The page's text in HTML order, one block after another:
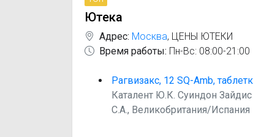
Ютека
Адрес: Москва, ЦЕНЫ ЮТЕКИ
Время работы: Пн-Вс: 08:00-21:00
Рагвизакс, 12 SQ-Amb,
Каталент Ю.К. Суиндон
С.А., Великобритания/Испания